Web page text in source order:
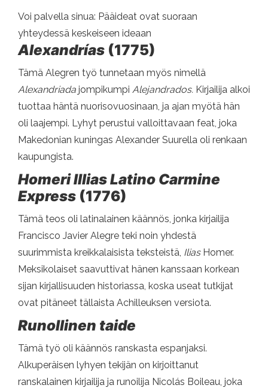
Voi palvella sinua: Pääideat ovat suoraan
yhteydessä keskeiseen ideaan
Alexandrías (1775)
Tämä Alegren työ tunnetaan myös nimellä
Alexandriada jompikumpi Alejandrados. Kirjailija alkoi
tuottaa häntä nuorisovuosinaan, ja ajan myötä hän
oli laajempi. Lyhyt perustui valloittavaan feat, joka
Makedonian kuningas Alexander Suurella oli renkaan
kaupungista.
Homeri Illias Latino Carmine
Express (1776)
Tämä teos oli latinalainen käännös, jonka kirjailija
Francisco Javier Alegre teki noin yhdestä
suurimmista kreikkalaisista teksteistä, IliasHomer.
Meksikolaiset saavuttivat hänen kanssaan korkean
sijan kirjallisuuden historiassa, koska useat tutkijat
ovat pitäneet tällaista Achilleuksen versiota.
Runollinen taide
Tämä työ oli käännös ranskasta espanjaksi.
Alkuperäisen lyhyen tekijän on kirjoittanut
ranskalainen kirjailija ja runoilija Nicolás Boileau, joka